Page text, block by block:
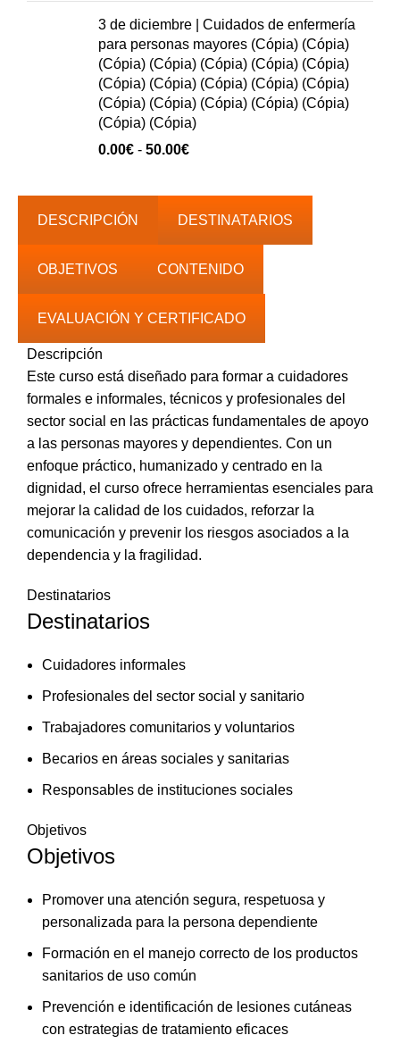
precios:
0.00€
hasta
40.00€
3 de diciembre | Cuidados de enfermería
para personas mayores (Cópia) (Cópia)
(Cópia) (Cópia) (Cópia) (Cópia) (Cópia)
(Cópia) (Cópia) (Cópia) (Cópia) (Cópia)
(Cópia) (Cópia) (Cópia) (Cópia) (Cópia)
(Cópia) (Cópia)
0.00€ - 50.00€Rango
hasta
50.00€
DESCRIPCIÓN DESTINATARIOS
OBJETIVOS CONTENIDO
EVALUACIÓN Y CERTIFICADO
Descripción
Este curso está diseñado para formar a cuidadores
formales e informales, técnicos y profesionales del
sector social en las prácticas fundamentales de apoyo
a las personas mayores y dependientes. Con un
enfoque práctico, humanizado y centrado en la
dignidad, el curso ofrece herramientas esenciales para
mejorar la calidad de los cuidados, reforzar la
comunicación y prevenir los riesgos asociados a la
dependencia y la fragilidad.
Destinatarios
Destinatarios
Cuidadores informales
Profesionales del sector social y sanitario
Trabajadores comunitarios y voluntarios
Becarios en áreas sociales y sanitarias
Responsables de instituciones sociales
Objetivos
Objetivos
Promover una atención segura, respetuosa y
personalizada para la persona dependiente
Formación en el manejo correcto de los productos
sanitarios de uso común
Prevención e identificación de lesiones cutáneas
con estrategias de tratamiento eficaces